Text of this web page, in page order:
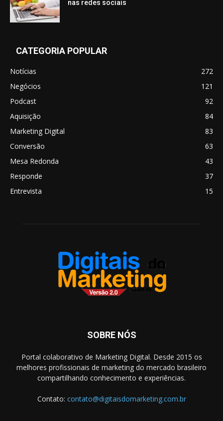
nas redes sociais
CATEGORIA POPULAR
Notícias
272
Negócios
121
Podcast
92
Aquisição
84
Marketing Digital
83
Conversão
63
Mesa Redonda
43
Responde
37
Entrevista
15
SOBRE NÓS
Portal colaborativo de Marketing Digital. Desde 2015 os
melhores profissionais de marketing do mercado brasileiro
compartilhando conhecimento e experiências.
Contato: contato@digitaisdomarketing.com.br